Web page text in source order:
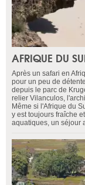
AFRIQUE DU
Après un safari en
pour un peu de
depuis le parc de
relier Vilanculos,
Même si l'Afrique du
y est toujours fraîche
aquatiques, un séjour